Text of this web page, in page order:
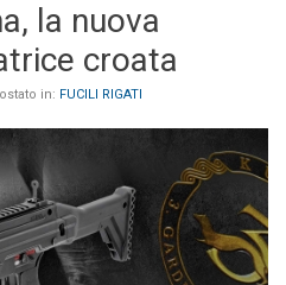
la nuova
croata
in: FUCILI RIGATI